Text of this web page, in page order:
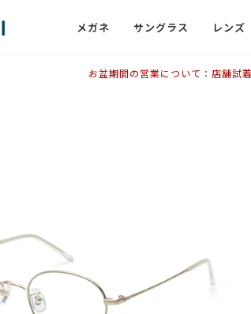
メガネ サングラス レンズ
お盆期間の営業について：店舗